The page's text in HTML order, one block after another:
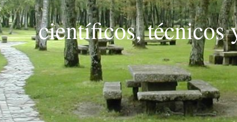
científicos, técnicos